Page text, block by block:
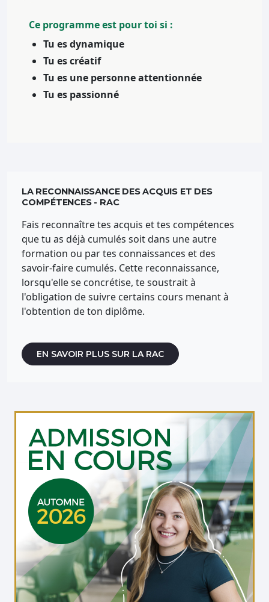
Ce programme est pour toi si :
Tu es dynamique
Tu es créatif
Tu es une personne attentionnée
Tu es passionné
LA RECONNAISSANCE DES ACQUIS ET DES
COMPÉTENCES - RAC
Fais reconnaître tes acquis et tes compétences
que tu as déjà cumulés soit dans une autre
formation ou par tes connaissances et des
savoir-faire cumulés. Cette reconnaissance,
lorsqu'elle se concrétise, te soustrait à
l'obligation de suivre certains cours menant à
l'obtention de ton diplôme.
EN SAVOIR PLUS SUR LA RAC